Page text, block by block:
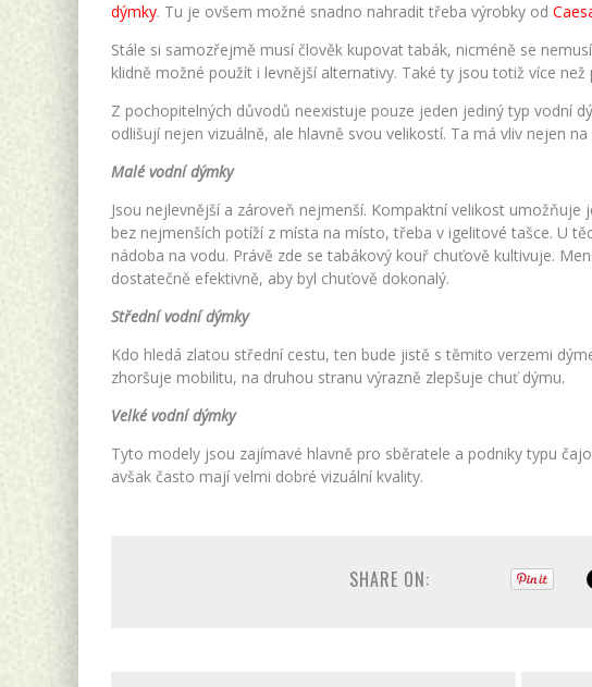
dýmky. Tu je ovšem možné snadno nahradit třeba výrobky od
Stále si samozřejmě musí člověk kupovat tabák, nicméně se
klidně možné použít i levnější alternativy. Také ty jsou totiž více než
Z pochopitelných důvodů neexistuje pouze jeden jediný typ vodní
odlišují nejen vizuálně, ale hlavně svou velikostí. Ta má vliv nejen
Malé vodní dýmky
Jsou nejlevnější a zároveň nejmenší. Kompaktní velikost
bez nejmenších potíží z místa na místo, třeba v igelitové tašce. U
nádoba na vodu. Právě zde se tabákový kouř chuťově kultivuje.
dostatečně efektivně, aby byl chuťově dokonalý.
Střední vodní dýmky
Kdo hledá zlatou střední cestu, ten bude jistě s těmito verzemi
zhoršuje mobilitu, na druhou stranu výrazně zlepšuje chuť dýmu.
Velké vodní dýmky
Tyto modely jsou zajímavé hlavně pro sběratele a podniky typu
avšak často mají velmi dobré vizuální kvality.
SHARE ON: